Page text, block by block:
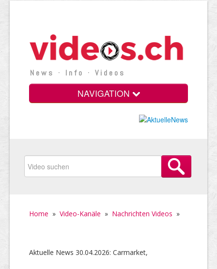
News · Info · Videos
NAVIGATION
Home » Video-Kanäle » Nachrichten Videos »
Aktuelle News 30.04.2026: Carmarket,